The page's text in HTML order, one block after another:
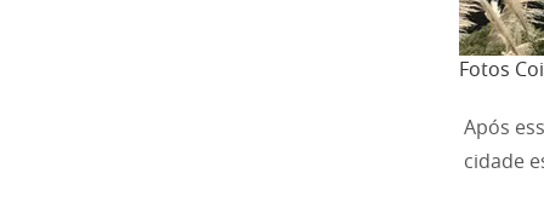
Fotos
Após
cidade